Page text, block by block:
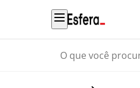
O que você procura?